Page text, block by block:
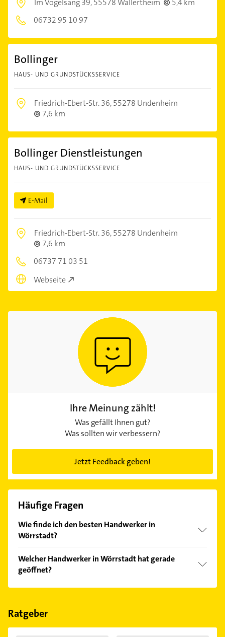
Im Vogelsang 39,55578 Wallertheim
5,4 km
06732 95 10 97
Bollinger
HAUS- UND GRUNDSTÜCKSSERVICE
Friedrich-Ebert-Str. 36,55278 Undenheim
7,6 km
Bollinger Dienstleistungen
HAUS- UND GRUNDSTÜCKSSERVICE
E-Mail
Friedrich-Ebert-Str. 36,55278 Undenheim
7,6 km
06737 71 03 51
Webseite
Ihre Meinung zählt!
Was gefällt Ihnen gut?
Was sollten wir verbessern?
Jetzt Feedback geben!
Häufige Fragen
Wie finde ich den besten Handwerker in
Wörrstadt?
Kundenmeinungen und profitieren Sie von den
Empfehlungen. Die Suchergebnisse können Sie sich
einfach nachBewertungensortiert anzeigen lassen.
Welcher Handwerker in Wörrstadt hat gerade
geöffnet?
Im Anbieter-Bereich finden Sie alleÖffnungszeiten.
Feiertagen abweichen können.
Ratgeber